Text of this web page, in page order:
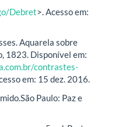
Debret>. Acesso em:
Aquarela sobre
1823. Disponível em:
contrastes-
em: 15 dez. 2016.
Paulo: Paz e